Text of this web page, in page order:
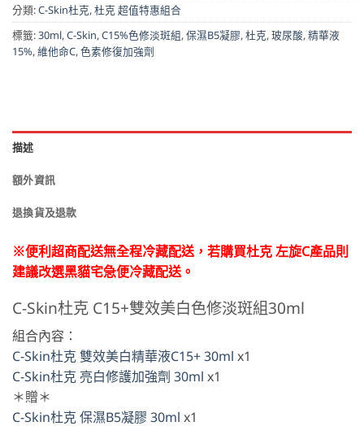
分類:C-Skin杜克,杜克 超值特惠組合
標籤:30ml,C-Skin,C15%色修淡斑組,保濕B5凝膠,杜克,玻尿酸,精華液
15%,維他命C,色素修復加強劑
描述
額外資訊
退換貨及退款
※便利超商配送無全程冷藏配送，若購買杜克 左旋C產品則
建議改選黑貓宅急便冷藏配送。
C-Skin杜克 C15+雙效美白色修淡斑組30ml
組合內容：
C-Skin杜克 雙效美白精華液C15+ 30ml x1
C-Skin杜克 亮白修護加強劑 30ml x1
＊贈＊
C-Skin杜克 保濕B5凝膠 30ml x1